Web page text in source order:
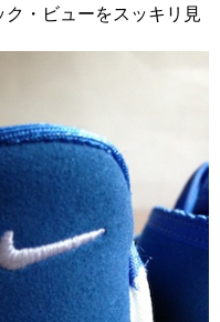
・ビューをスッキリ見